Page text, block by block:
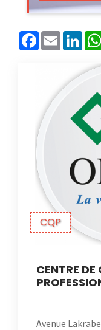
Facebook
Email
CQP
CENTRE
Avenue